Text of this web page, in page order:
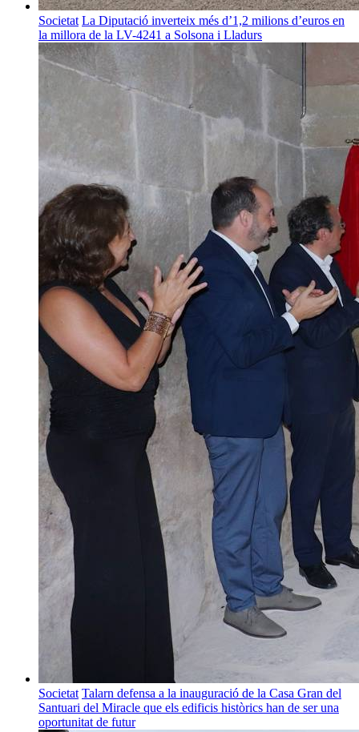
Societat La Diputació inverteix més d’1,2 milions d’euros en
la millora de la LV-4241 a Solsona i Lladurs
Societat Talarn defensa a la inauguració de la Casa Gran del
Santuari del Miracle que els edificis històrics han de ser una
oportunitat de futur